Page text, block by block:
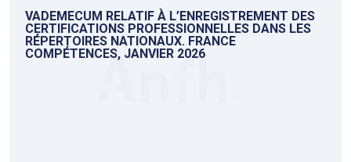
VADEMECUM RELATIF À L’ENREGISTREMENT DES
CERTIFICATIONS PROFESSIONNELLES DANS LES
RÉPERTOIRES NATIONAUX. FRANCE
COMPÉTENCES, JANVIER 2026